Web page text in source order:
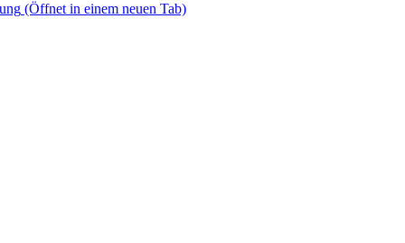
(Öffnet in einem neuen Tab)